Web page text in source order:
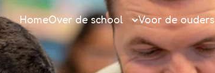
HomeOver de school
Over de school
Voor de ouders
Ouderinformatie